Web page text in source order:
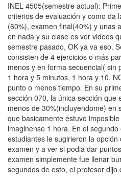
INEL 4505(semestre actual):
criterios de evaluación y como da
(60%), examen final(40%) y unas
en nada y su clase es ver videos
semestre pasado, OK ya va eso.
consisten de 4 ejercicios o más
menos y en forma secuencial( sin
1 hora y 5 minutos, 1 hora y 10,
punto o menos tiempo. En su
sección 070, la única sección que
menos de 30%(incluyendome) en
que basicamente estuvo
imaginense 1 hora. En el
estudiantes le sugirieron la
examen y a ver si podia dar
examen simplemente fue llenar
segundos de esto, el profesor